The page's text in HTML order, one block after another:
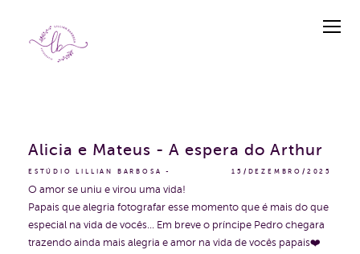
ESTÚDIO LILLIAN BARBOSA 15/DEZEMBRO/2025
Alicia e Mateus - A espera do Arthur
O amor se uniu e virou uma vida!
Papais que alegria fotografar esse momento que é mais do que
especial na vida de vocês... Em breve o príncipe Pedro chegara
trazendo ainda mais alegria e amor na vida de vocês papais❤️